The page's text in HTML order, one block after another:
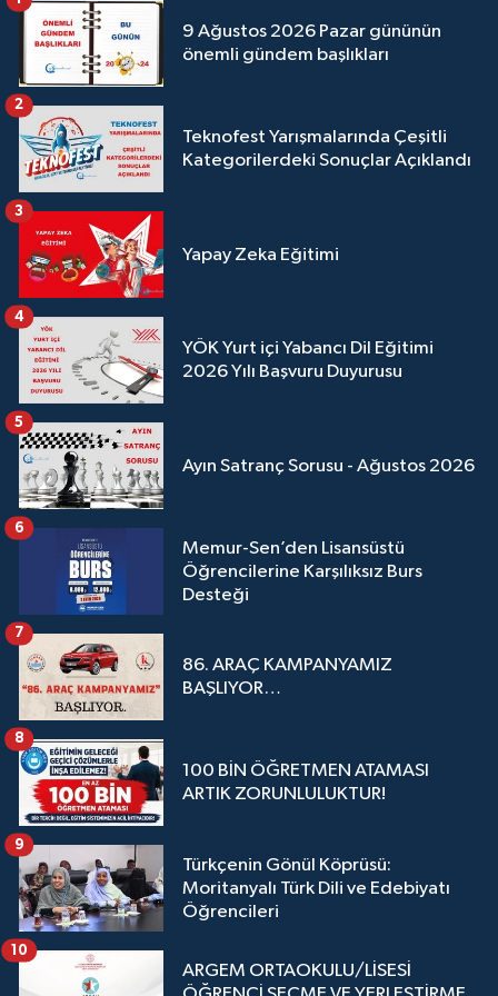
9 Ağustos 2026 Pazar gününün
önemli gündem başlıkları
Teknofest Yarışmalarında Çeşitli
Kategorilerdeki Sonuçlar Açıklandı
2
Yapay Zeka Eğitimi
3
YÖK Yurt içi Yabancı Dil Eğitimi
2026 Yılı Başvuru Duyurusu
4
Ayın Satranç Sorusu - Ağustos 2026
5
Memur-Sen’den Lisansüstü
Öğrencilerine Karşılıksız Burs
Desteği
6
86. ARAÇ KAMPANYAMIZ
BAŞLIYOR…
7
100 BİN ÖĞRETMEN ATAMASI
ARTIK ZORUNLULUKTUR!
8
Türkçenin Gönül Köprüsü:
Moritanyalı Türk Dili ve Edebiyatı
Öğrencileri
9
ARGEM ORTAOKULU/LİSESİ
10